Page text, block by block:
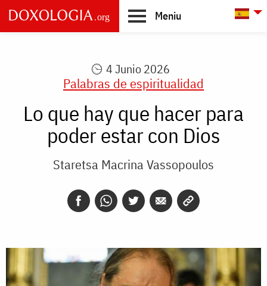
Skip to main content
Meniu
4 Junio 2026
Palabras de espiritualidad
Lo que hay que hacer para
poder estar con Dios
Staretsa Macrina Vassopoulos